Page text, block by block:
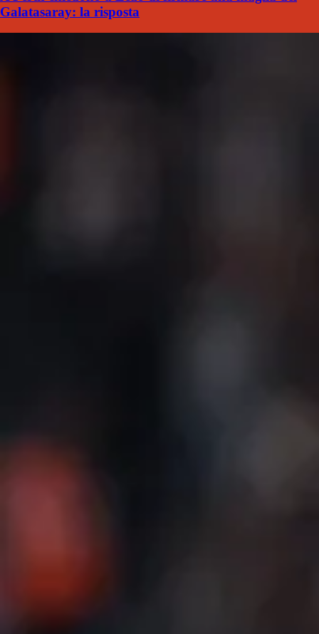
Galatasaray: la risposta